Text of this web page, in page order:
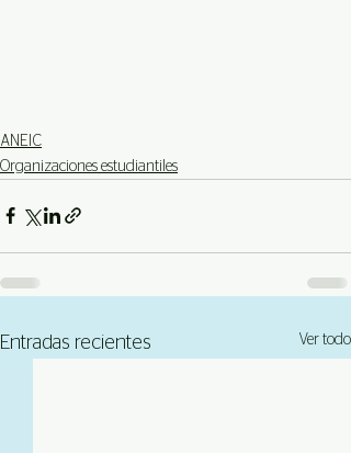
ANEIC
Organizaciones estudiantiles
Entradas recientes Ver todo